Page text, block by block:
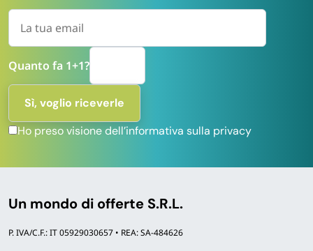
Quanto fa 1+1?
Ho preso visione dell’informativa sulla privacy
Un mondo di offerte S.R.L.
P. IVA/C.F.: IT 05929030657 • REA: SA-484626